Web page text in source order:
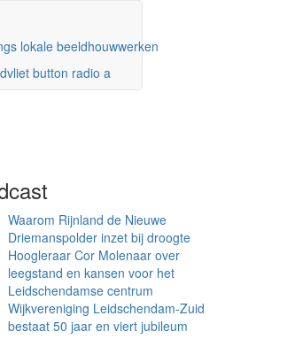
Waarom Rijnland de Nieuwe
Driemanspolder inzet bij droogte
Hoogleraar Cor Molenaar over
leegstand en kansen voor het
Leidschendamse centrum
Wijkvereniging Leidschendam-Zuid
bestaat 50 jaar en viert jubileum